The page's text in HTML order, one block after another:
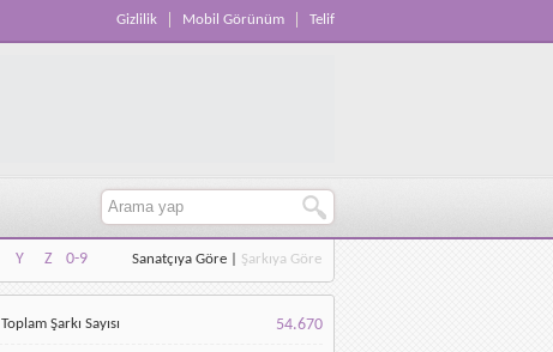
Gizlilik Mobil Görünüm Telif
Y Z
0-9
Y Z 0-9
Sanatçıya Göre Şarkıya Göre
Toplam Şarkı Sayısı 54.670